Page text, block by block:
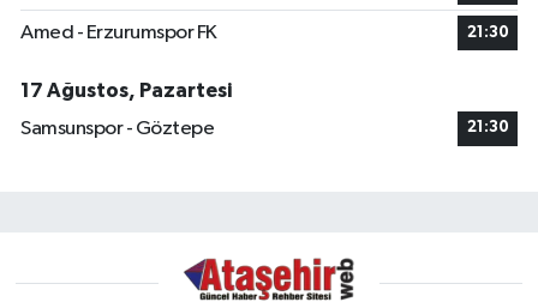
Amed - Erzurumspor FK 21:30
17 Ağustos, Pazartesi
Samsunspor - Göztepe
21:30